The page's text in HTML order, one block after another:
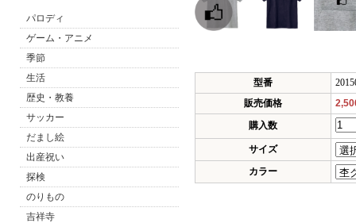
パロディ
ゲーム・アニメ
季節
生活
歴史・教養
サッカー
だまし絵
出産祝い
探検
のりもの
吉祥寺
型番
販売価格
購入数
サイズ
カラー